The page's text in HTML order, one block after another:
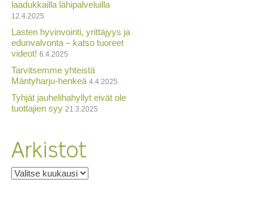
laadukkailla lähipalveluilla
12.4.2025
Lasten hyvinvointi, yrittäjyys ja
edunvalvonta – katso tuoreet
videot! 6.4.2025
Tarvitsemme yhteistä
Mäntyharju-henkeä 4.4.2025
Tyhjät jauhelihahyllyt eivät ole
tuottajien syy 21.3.2025
Arkistot
Arkistot